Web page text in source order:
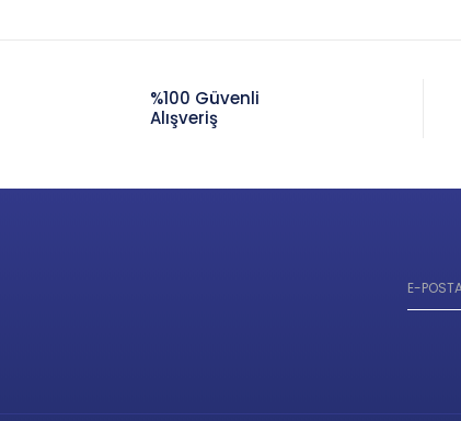
%100 Güvenli
Alışveriş